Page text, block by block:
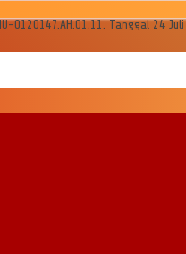
0120147.AH.01.11. Tanggal 24